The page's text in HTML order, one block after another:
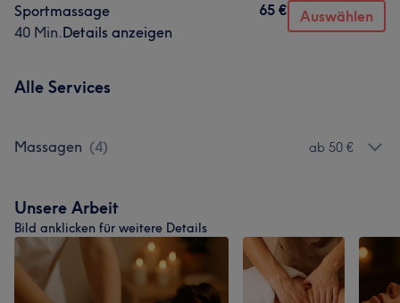
Sportmassage
40 Min.Details anzeigen
65 € Auswählen
Alle Services
Massagen (4) ab 50 €
Unsere Arbeit
Bild anklicken für weitere Details